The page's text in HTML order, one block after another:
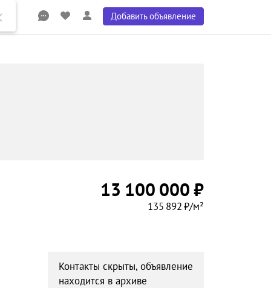
Добавить объявление
13 100 000 ₽
135 892 ₽/м²
Контакты скрыты, объявление
находится в архиве